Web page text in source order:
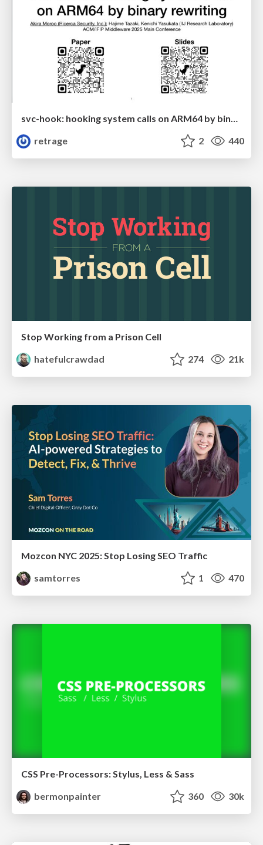
svc-hook: hooking system calls on ARM64 by binary rewriting
retrage
2 440
Stop Working from a Prison Cell
hatefulcrawdad
274 21k
Mozcon NYC 2025: Stop Losing SEO Traffic
samtorres
1 470
CSS Pre-Processors: Stylus, Less & Sass
bermonpainter
360 30k